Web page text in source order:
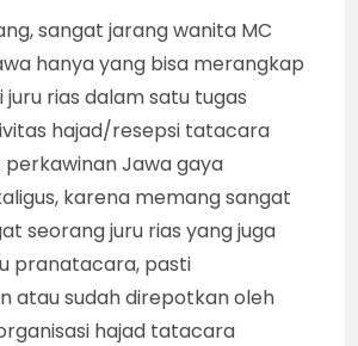
sangat jarang wanita MC
hanya yang bisa merangkap
juru rias dalam satu tugas
hajad/resepsi tatacara
Jawa gaya
karena memang sangat
seorang juru rias yang juga
pranatacara, pasti
atau sudah direpotkan oleh
hajad tatacara